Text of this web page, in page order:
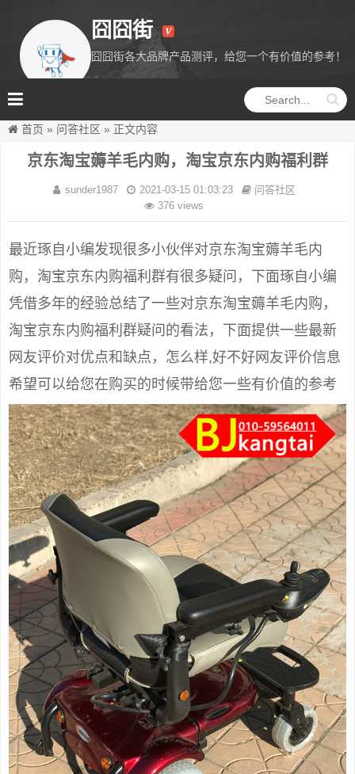
囧囧街
囧囧街各大品牌产品测评，给您一个有价值的参考！
首页 » 问答社区 » 正文内容
京东淘宝薅羊毛内购，淘宝京东内购福利群
sunder1987 2021-03-15 01:03:23
问答社区
376 views
最近琢自小编发现很多小伙伴对京东淘宝薅羊毛内
购，淘宝京东内购福利群有很多疑问，下面琢自小编
凭借多年的经验总结了一些对京东淘宝薅羊毛内购，
淘宝京东内购福利群疑问的看法，下面提供一些最新
网友评价对优点和缺点，怎么样,好不好网友评价信息
希望可以给您在购买的时候带给您一些有价值的参考